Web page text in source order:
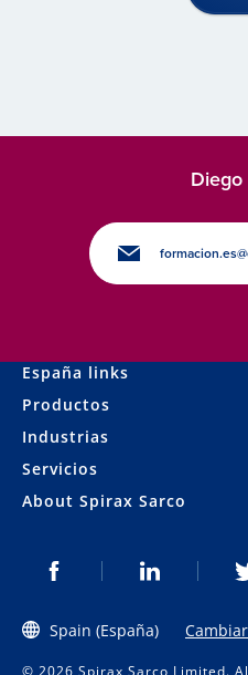
España links
Productos
Industrias
Servicios
About Spirax Sarco
Spain (España)
© 2026 Spirax Sarco Limited.